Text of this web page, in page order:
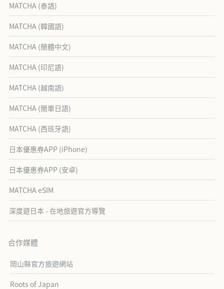
MATCHA (泰語)
MATCHA (韓國語)
MATCHA (簡體中文)
MATCHA (印尼語)
MATCHA (越南語)
MATCHA (簡單日語)
MATCHA (西班牙語)
日本優惠券APP (iPhone)
日本優惠券APP (安卓)
MATCHA eSIM
深度遊日本 - 在地旅遊官方導覽
合作媒體
岡山縣官方旅遊網站
Roots of Japan